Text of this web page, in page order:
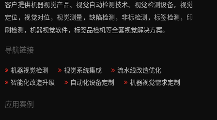
客户提供机器视觉产品、视觉自动检测技术、视觉检测设备，视觉
定位，视觉对位，视觉测量，缺陷检测，非标检测，标签检测，印
刷检测，机器视觉软件，标签品检机等​全套视觉解决方案​。
导航链接
机器视觉检测 视觉系统集成
流水线改造优化
智能化改造升级
自动化设备定制 机器视觉需求定制
应用案例